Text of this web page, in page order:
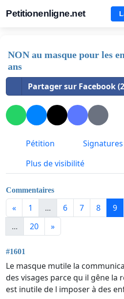
Petitionenligne.net
NON au masque pour les
ans
Partager sur Facebook
Pétition Signatures
Plus de visibilité
Commentaires
« 1 ... 6 7 8 9
...
20 »
#1601
Le masque mutile la
des visages parce qu il gêne la
est inutile de l imposer à des